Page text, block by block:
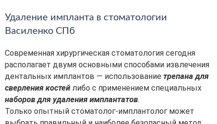
Удаление импланта в стоматологии
Василенко СПб
Современная хирургическая стоматология сегодня
располагает двумя основными способами извлечения
дентальных имплантов — использование трепана для
сверления костей либо с применением специальных
наборов для удаления имплантатов.
Только опытный стоматолог-имплантолог может